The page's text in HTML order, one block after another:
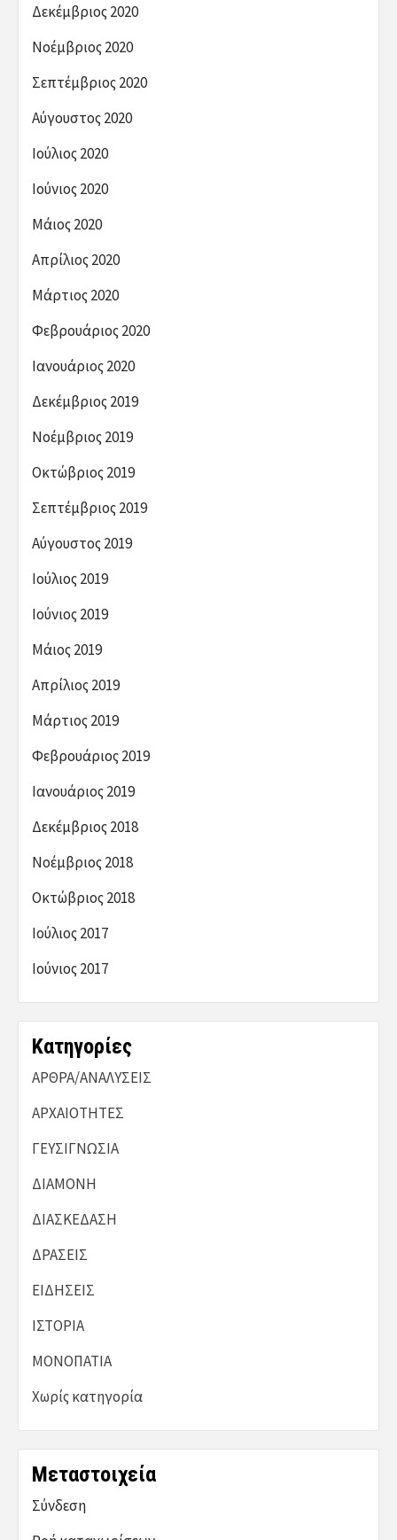
Δεκέμβριος 2020
Νοέμβριος 2020
Σεπτέμβριος 2020
Αύγουστος 2020
Ιούλιος 2020
Ιούνιος 2020
Μάιος 2020
Απρίλιος 2020
Μάρτιος 2020
Φεβρουάριος 2020
Ιανουάριος 2020
Δεκέμβριος 2019
Νοέμβριος 2019
Οκτώβριος 2019
Σεπτέμβριος 2019
Αύγουστος 2019
Ιούλιος 2019
Ιούνιος 2019
Μάιος 2019
Απρίλιος 2019
Μάρτιος 2019
Φεβρουάριος 2019
Ιανουάριος 2019
Δεκέμβριος 2018
Νοέμβριος 2018
Οκτώβριος 2018
Ιούλιος 2017
Ιούνιος 2017
Kατηγορίες
ΑΡΘΡΑ/ΑΝΑΛΥΣΕΙΣ
ΑΡΧΑΙΟΤΗΤΕΣ
ΓΕΥΣΙΓΝΩΣΙΑ
ΔΙΑΜΟΝΗ
ΔΙΑΣΚΕΔΑΣΗ
ΔΡΑΣΕΙΣ
ΕΙΔΗΣΕΙΣ
ΙΣΤΟΡΙΑ
ΜΟΝΟΠΑΤΙΑ
Χωρίς κατηγορία
Μεταστοιχεία
Σύνδεση